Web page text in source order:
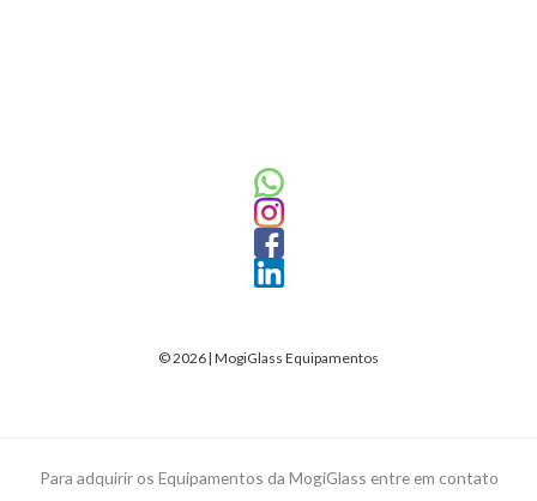
© 2026 | MogiGlass Equipamentos
Para adquirir os Equipamentos da MogiGlass entre em contato